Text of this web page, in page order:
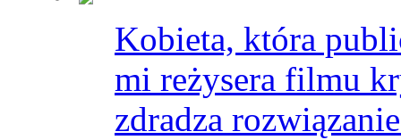
Kobieta, która
mi reżysera filmu
zdradza